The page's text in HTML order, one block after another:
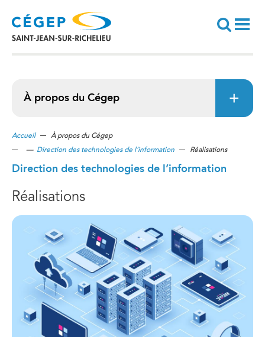
contenu
principal
Recherche
À propos du Cégep
Accueil
À propos du Cégep
— Direction des technologies de l’information Réalisations
Direction des technologies de l’information
Réalisations